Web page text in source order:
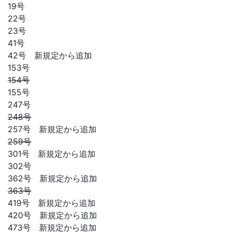
19号
22号
23号
41号
42号 新規定から追加
153号
154号
155号
247号
248号
257号 新規定から追加
259号
301号 新規定から追加
302号
362号 新規定から追加
363号
419号 新規定から追加
420号 新規定から追加
473号 新規定から追加